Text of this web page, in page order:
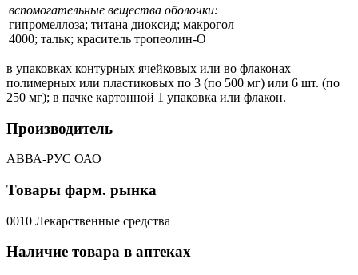
вспомогательные вещества оболочки:
гипромеллоза; титана диоксид; макрогол
4000; тальк; краситель тропеолин-О
в упаковках контурных ячейковых или во флаконах
полимерных или пластиковых по 3 (по 500 мг) или 6 шт. (по
250 мг); в пачке картонной 1 упаковка или флакон.
Производитель
АВВА-РУС ОАО
Товары фарм. рынка
0010 Лекарственные средства
Наличие товара в аптеках